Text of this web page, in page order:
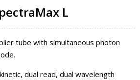
L
tube with simultaneous photon
dual read, dual wavelength